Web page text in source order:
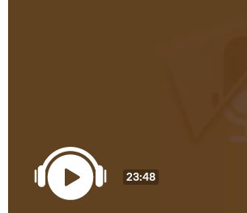
23:48